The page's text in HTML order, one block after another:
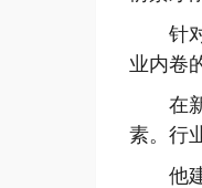
针对
业内卷
在新
素。行
他建